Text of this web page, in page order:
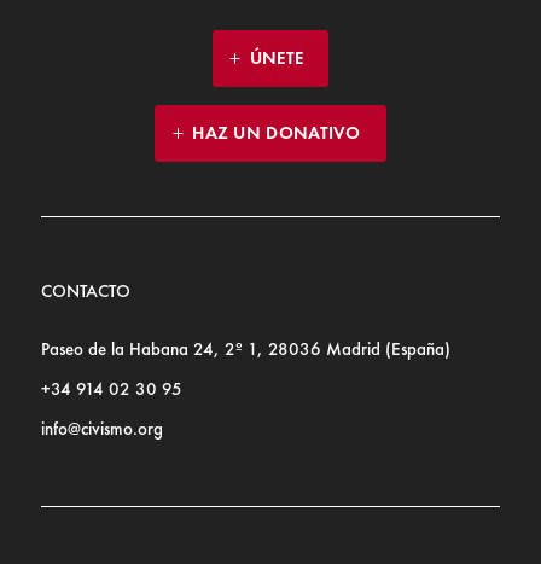
ÚNETE
HAZ UN DONATIVO
CONTACTO
Paseo de la Habana 24, 2º 1, 28036 Madrid (España)
+34 914 02 30 95
info@civismo.org